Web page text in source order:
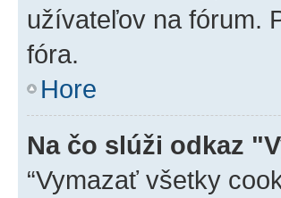
užívateľov na fórum.
fóra.
Hore
Na čo slúži odkaz
“Vymazať všetky